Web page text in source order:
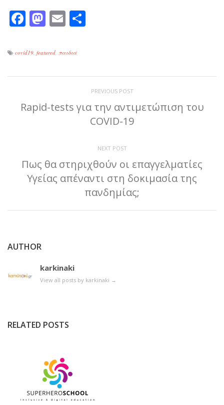
Facebook
Mastodon
Email
covid19, featured, παιδιά
PREVIOUS POST
Rapid-tests για την αντιμετώπιση του
COVID-19
NEXT POST
Πως θα στηριχθούν οι επαγγελματίες
Υγείας απέναντι στη δοκιμασία της
πανδημίας;
AUTHOR
karkinaki
View all posts by karkinaki →
RELATED POSTS